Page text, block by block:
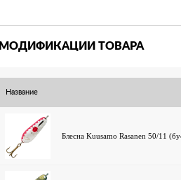
МОДИФИКАЦИИ ТОВАРА
Название
Блесна Kuusamo Rasanen 50/11